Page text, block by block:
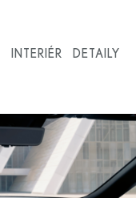
INTERIÉR DETAILY